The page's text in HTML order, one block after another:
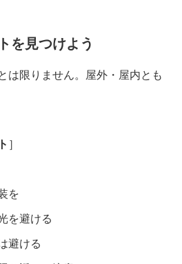
を見つけよう
は限りません。屋外・屋内とも
］
を
を避ける
避ける